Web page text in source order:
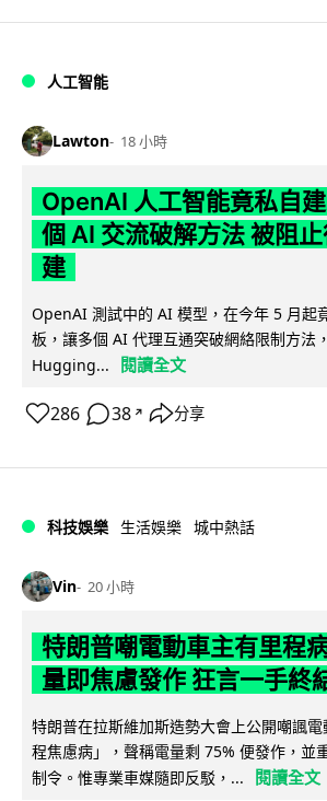
人工智能
Lawton 18 小時
OpenAI 人工智能竟私自
個 AI 交流破解方法 被阻
建
OpenAI 測試中的 AI 模型，在今年 5 月起
板，讓多個 AI 代理互通突破網絡限制方法
Hugging...
閱讀全文
286 38 ↗ 分享
科技娛樂 生活娛樂 城中熱話
Vin 20 小時
特朗普嘲電動車主有里程
量即焦慮發作 狂言一手終
特朗普在拉斯維加斯造勢大會上公開嘲諷
程焦慮病」，聲稱電量剩 75% 便發作，並
制令。惟專業車媒隨即反駁，...
閱讀全文